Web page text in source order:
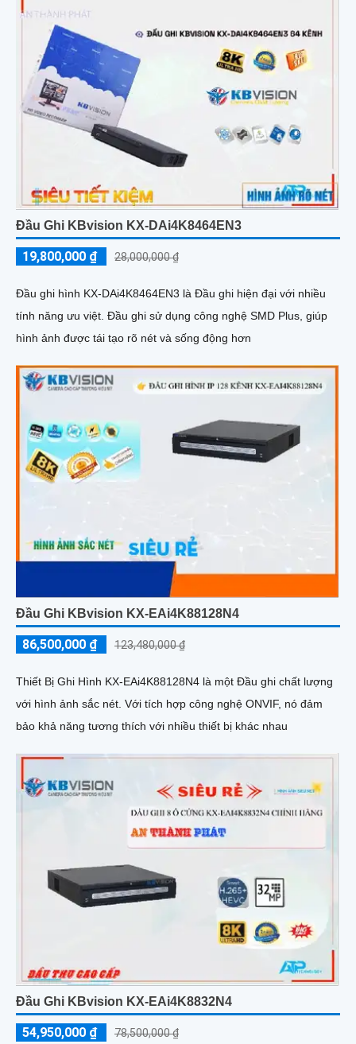
Đầu Ghi KBvision KX-DAi4K8464EN3
19,800,000 ₫ 28,000,000 ₫
Đầu ghi hình KX-DAi4K8464EN3 là Đầu ghi hiện đại với nhiều
tính năng ưu việt. Đầu ghi sử dụng công nghệ SMD Plus, giúp
hình ảnh được tái tạo rõ nét và sống động hơn
Đầu Ghi KBvision KX-EAi4K88128N4
86,500,000 ₫ 123,480,000 ₫
Thiết Bị Ghi Hình KX-EAi4K88128N4 là một Đầu ghi chất lượng
với hình ảnh sắc nét. Với tích hợp công nghệ ONVIF, nó đảm
bảo khả năng tương thích với nhiều thiết bị khác nhau
Đầu Ghi KBvision KX-EAi4K8832N4
54,950,000 ₫ 78,500,000 ₫